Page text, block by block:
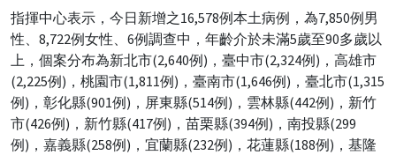
指揮中心表示，今日新增之16,578例本土病例，為7,850例男
性、8,722例女性、6例調查中，年齡介於未滿5歲至90多歲以
上，個案分布為新北市(2,640例)，臺中市(2,324例)，高雄市
(2,225例)，桃園市(1,811例)，臺南市(1,646例)，臺北市(1,315
例)，彰化縣(901例)，屏東縣(514例)，雲林縣(442例)，新竹
市(426例)，新竹縣(417例)，苗栗縣(394例)，南投縣(299
例)，嘉義縣(258例)，宜蘭縣(232例)，花蓮縣(188例)，基隆